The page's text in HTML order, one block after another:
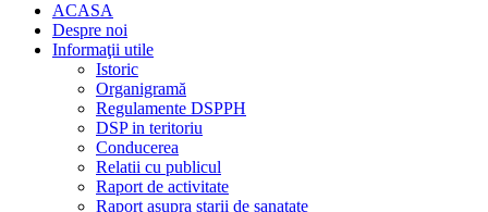
ACASA
Despre noi
Informaţii utile
Istoric
Organigramă
Regulamente DSPPH
DSP in teritoriu
Conducerea
Relatii cu publicul
Raport de activitate
Raport asupra starii de sanatate